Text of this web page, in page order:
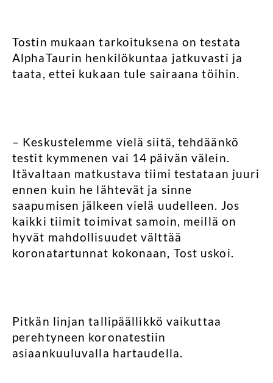
Tostin mukaan tarkoituksena on testata
AlphaTaurin henkilökuntaa jatkuvasti ja
taata, ettei kukaan tule sairaana töihin.
– Keskustelemme vielä siitä, tehdäänkö
testit kymmenen vai 14 päivän välein.
Itävaltaan matkustava tiimi testataan juuri
ennen kuin he lähtevät ja sinne
saapumisen jälkeen vielä uudelleen. Jos
kaikki tiimit toimivat samoin, meillä on
hyvät mahdollisuudet välttää
koronatartunnat kokonaan, Tost uskoi.
Pitkän linjan tallipäällikkö vaikuttaa
perehtyneen koronatestiin
asiaankuuluvalla hartaudella.